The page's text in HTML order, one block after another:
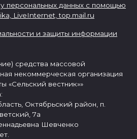
персональных данных с помощью
LiveInternet,top.mail.ru
и защиты информации
средства массовой
некоммерческая организация
«Сельский вестник»»
Октябрьский район, п.
7а
Шевченко